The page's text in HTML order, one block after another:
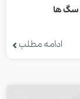
سگ ها
ادامه مطلب